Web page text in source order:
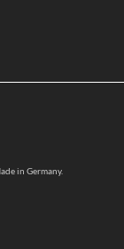
in Germany.